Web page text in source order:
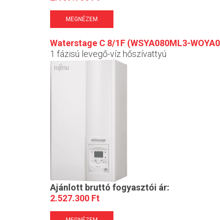
MEGNÉZEM
Waterstage C 8/1F (WSYA080ML3-
1 fázisú levegő-víz hőszívattyú
Ajánlott bruttó fogyasztói ár:
2.527.300 Ft